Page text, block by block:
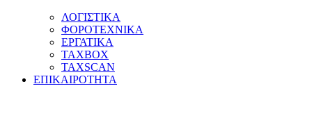
ΛΟΓΙΣΤΙΚΑ
ΦΟΡΟΤΕΧΝΙΚΑ
ΕΡΓΑΤΙΚΑ
TAXBOX
TAXSCAN
ΕΠΙΚΑΙΡΟΤΗΤΑ